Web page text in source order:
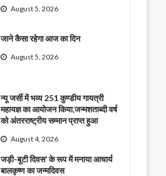
August 5, 2026
जाने कैसा रहेगा आज का दिन
August 5, 2026
न्यू जर्सी में भव्य 251 कुण्डीय गायत्री
महायज्ञ का आयोजन किया,जन्मशताब्दी वर्ष
को अंतरराष्ट्रीय सम्मान प्राप्त हुआ
August 4, 2026
जड़ी-बूटी दिवस’ के रूप में मनाया आचार्य
बालकृष्ण का जन्मदिवस